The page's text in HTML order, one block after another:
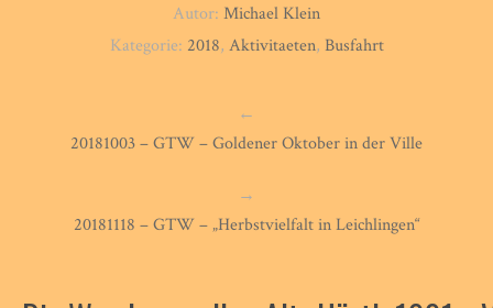
Autor: Michael Klein
Kategorie: 2018, Aktivitaeten, Busfahrt
←
20181003 – GTW – Goldener Oktober in der Ville
→
20181118 – GTW – „Herbstvielfalt in Leichlingen“